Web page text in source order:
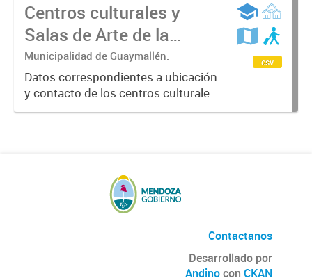
Centros culturales y
Salas de Arte de la
Municipalidad de
Guaymallén
Municipalidad de Guaymallén.
Datos correspondientes a ubicación
y contacto de los centros culturales
y las Salas de arte del
mensualmente. Año...
csv
Contactanos
Desarrollado por
Andinocon CKAN